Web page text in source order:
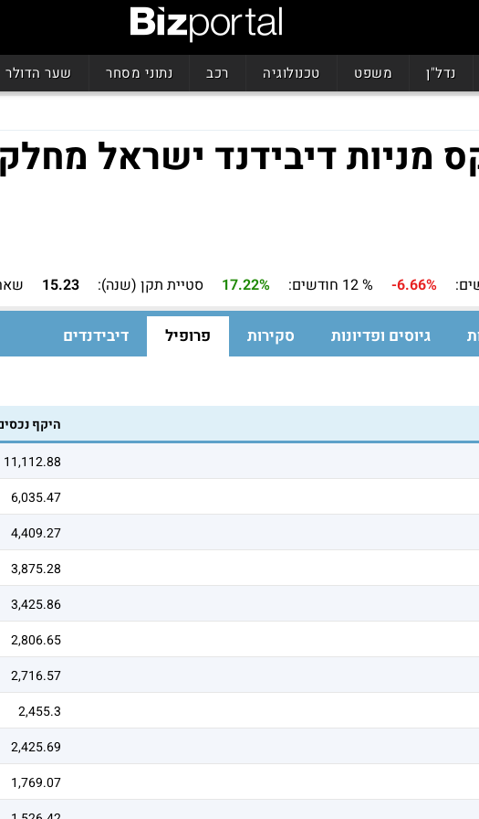
נדל"ן משפט טכנולוגיה רכב נתוני מסחר שער הדולר
מניות דיבידנד ישראל
-6.66% % 12 חודשים: 17.22% סטיית תקן (שנה): 15.23
גיוסים ופדיונות סקירות פרופיל דיבידנדים
היקף
11,112.88
6,035.47
4,409.27
3,875.28
3,425.86
2,806.65
2,716.57
2,455.3
2,425.69
1,769.07